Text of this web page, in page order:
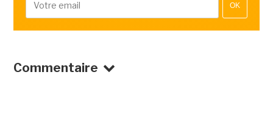
OK
Commentaire